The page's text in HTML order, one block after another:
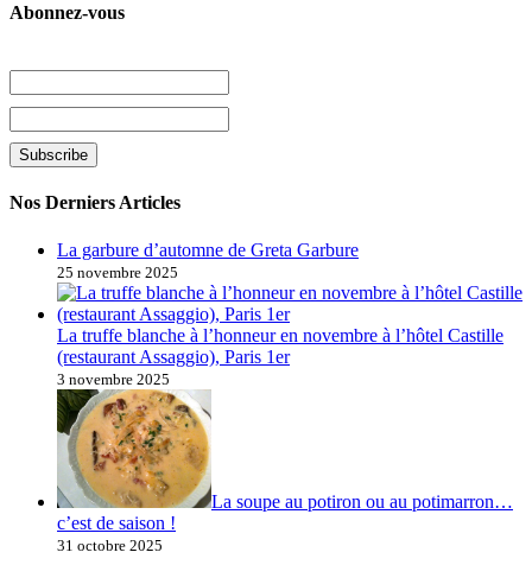
Abonnez-vous
Nos Derniers Articles
La garbure d’automne de Greta Garbure
25 novembre 2025
La truffe blanche à l’honneur en novembre à l’hôtel Castille
(restaurant Assaggio), Paris 1er
3 novembre 2025
La soupe au potiron ou au potimarron…
c’est de saison !
31 octobre 2025